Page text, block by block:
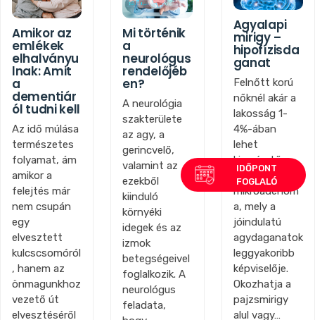
Amikor az
emlékek
elhalványu
lnak: Amit
a
dementiár
ól tudni kell
Az idő múlása
természetes
folyamat, ám
amikor a
felejtés már
nem csupán
egy
elvesztett
kulcscsomóról
, hanem az
önmagunkhoz
vezető út
elvesztéséről
Mi történik
a
neurológus
rendelőjéb
en?
A neurológia
szakterülete
az agy, a
gerincvelő,
valamint az
ezekből
kiinduló
környéki
idegek és az
izmok
betegségeivel
foglalkozik. A
neurológus
feladata,
Agyalapi
mirigy –
hipofízisda
ganat
Felnőtt korú
nőknél akár a
lakosság 1-
4%-ában
lehet
kisméretű,
úgynevezett
mikroadenom
a, mely a
jóindulatú
agydaganatok
leggyakoribb
képviselője.
Okozhatja a
pajzsmirigy
alul vagy…